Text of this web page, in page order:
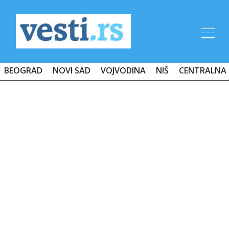
BEOGRAD NOVI SAD VOJVODINA NIŠ CENTRALNA